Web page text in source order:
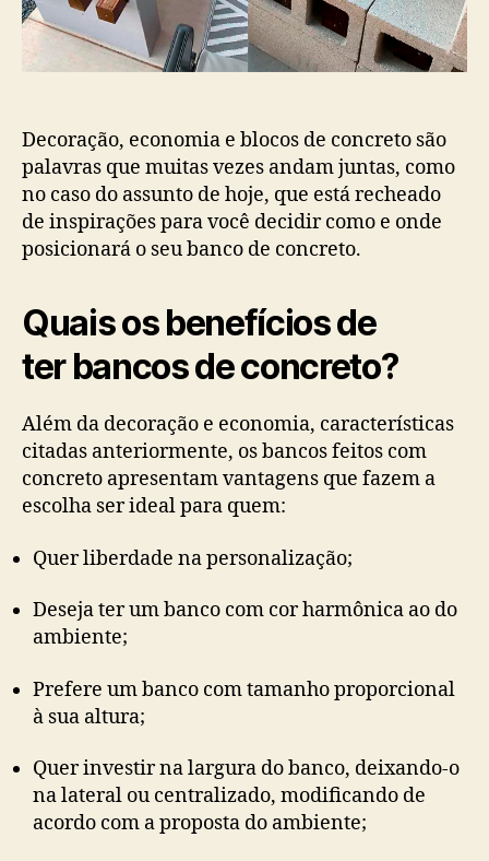
Decoração, economia e blocos de concreto são
palavras que muitas vezes andam juntas, como
no caso do assunto de hoje, que está recheado
de inspirações para você decidir como e onde
posicionará o seu banco de concreto.
Quais os benefícios de
ter bancos de concreto?
Além da decoração e economia, características
citadas anteriormente, os bancos feitos com
concreto apresentam vantagens que fazem a
escolha ser ideal para quem:
Quer liberdade na personalização;
Deseja ter um banco com cor harmônica ao do
ambiente;
Prefere um banco com tamanho proporcional
à sua altura;
Quer investir na largura do banco, deixando-o
na lateral ou centralizado, modificando de
acordo com a proposta do ambiente;